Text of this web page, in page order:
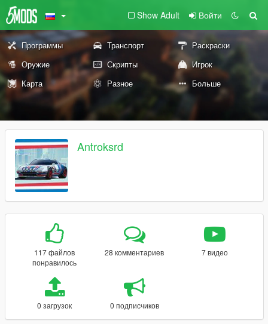
Show Adult Войти
Программы Транспорт
Раскраски
Оружие
Скрипты
Игрок
Карта
Разное Больше
Antroksrd
117 файлов
понравилось
28 комментариев 7 видео
0 загрузок 0 подписчиков